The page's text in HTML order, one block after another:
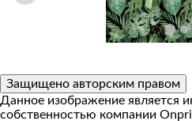
Защищено авторским правом
Данное изображение является
собственностью компании